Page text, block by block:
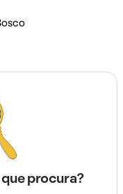
procura?